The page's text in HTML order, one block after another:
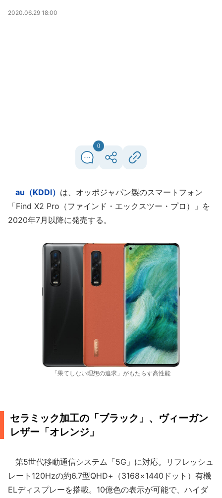
2020.06.29 18:00
0
au（KDDI） は、オッポジャパン製のスマートフォン
「Find X2 Pro（ファインド・エックスツー・プロ）」を
2020年7月以降に発売する。
「果てしない理想の追求」がもたらす高性能
セラミック加工の「ブラック」、ヴィーガン
レザー「オレンジ」
第5世代移動通信システム「5G」に対応。リフレッシュ
レート120Hzの約6.7型QHD+（3168×1440ドット）有機
ELディスプレーを搭載。10億色の表示が可能で、ハイダ